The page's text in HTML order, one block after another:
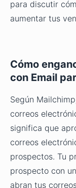
para discutir
aumentar tus
Cómo
con Email
Según
correos
significa que
correos
prospectos. Tu
prospecto con
abran tus